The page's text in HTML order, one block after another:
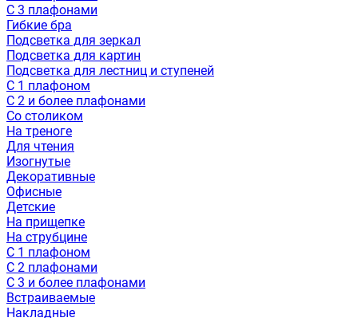
С 3 плафонами
Гибкие бра
Подсветка для зеркал
Подсветка для картин
Подсветка для лестниц и ступеней
С 1 плафоном
С 2 и более плафонами
Со столиком
На треноге
Для чтения
Изогнутые
Декоративные
Офисные
Детские
На прищепке
На струбцине
С 1 плафоном
С 2 плафонами
С 3 и более плафонами
Встраиваемые
Накладные